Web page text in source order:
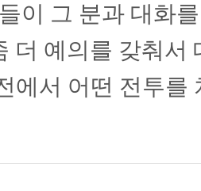
이 그 분과 대화
더 예의를 갖춰
에서 어떤 전투